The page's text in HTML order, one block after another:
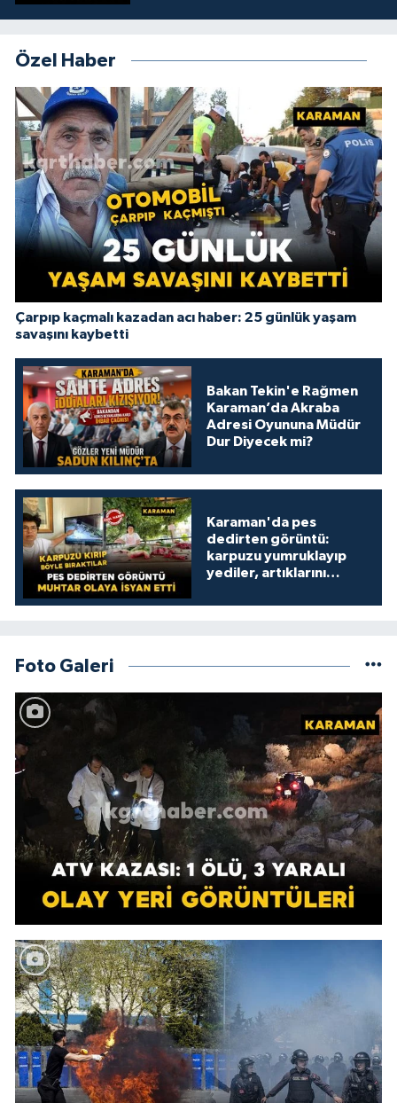
Özel Haber
Çarpıp kaçmalı kazadan acı haber: 25 günlük yaşam
savaşını kaybetti
Bakan Tekin'e Rağmen
Karaman’da Akraba
Adresi Oyununa Müdür
Dur Diyecek mi?
Karaman'da pes
dedirten görüntü:
karpuzu yumruklayıp
yediler, artıklarını
Foto Galeri